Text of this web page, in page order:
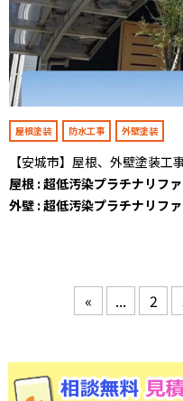
屋根塗装 防水工事 外壁塗装
【安城市】屋根、外壁塗装工
屋根 : 超低汚染プラチナリフ
外壁 : 超低汚染プラチナリフ
« ... 2